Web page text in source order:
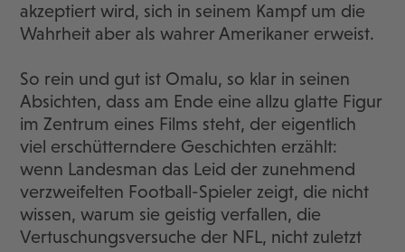
akzeptiert wird, sich in seinem Kampf um die
Wahrheit aber als wahrer Amerikaner erweist.
So rein und gut ist Omalu, so klar in seinen
Absichten, dass am Ende eine allzu glatte Figur
im Zentrum eines Films steht, der eigentlich
viel erschütterndere Geschichten erzählt:
wenn Landesman das Leid der zunehmend
verzweifelten Football-Spieler zeigt, die nicht
wissen, warum sie geistig verfallen, die
Vertuschungsversuche der NFL, nicht zuletzt